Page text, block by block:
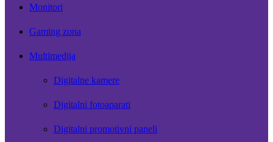
Monitori
Gaming zona
Multimedija
Digitalne kamere
Digitalni fotoaparati
Digitalni promotivni paneli